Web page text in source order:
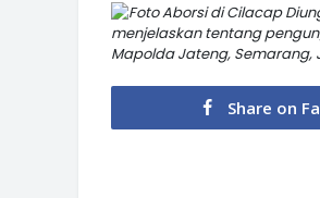
menjelaskan tentang
Mapolda Jateng, Semarang,
Share on